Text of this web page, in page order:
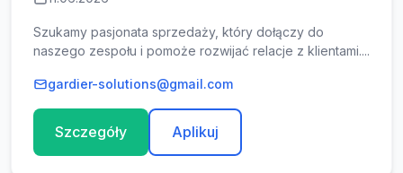
Szukamy pasjonata sprzedaży, który dołączy do
naszego zespołu i pomoże rozwijać relacje z klientami....
gardier-solutions@gmail.com
Szczegóły Aplikuj